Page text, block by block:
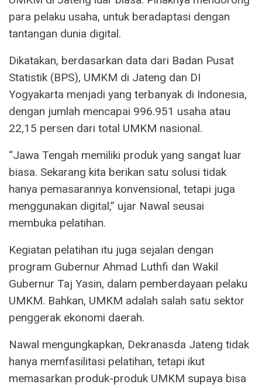
para pelaku usaha, untuk beradaptasi dengan
tantangan dunia digital.
Dikatakan, berdasarkan data dari Badan Pusat
Statistik (BPS), UMKM di Jateng dan DI
Yogyakarta menjadi yang terbanyak di Indonesia,
dengan jumlah mencapai 996.951 usaha atau
22,15 persen dari total UMKM nasional.
“Jawa Tengah memiliki produk yang sangat luar
biasa. Sekarang kita berikan satu solusi tidak
hanya pemasarannya konvensional, tetapi juga
menggunakan digital,” ujar Nawal seusai
membuka pelatihan.
Kegiatan pelatihan itu juga sejalan dengan
program Gubernur Ahmad Luthfi dan Wakil
Gubernur Taj Yasin, dalam pemberdayaan pelaku
UMKM. Bahkan, UMKM adalah salah satu sektor
penggerak ekonomi daerah.
Nawal mengungkapkan, Dekranasda Jateng tidak
hanya memfasilitasi pelatihan, tetapi ikut
memasarkan produk-produk UMKM supaya bisa